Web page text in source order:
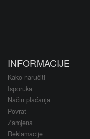
INFORMACIJE
Kako naručiti
Isporuka
Način plaćanja
Povrat
Zamjena
Reklamacije